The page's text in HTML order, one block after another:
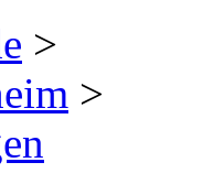
>
>